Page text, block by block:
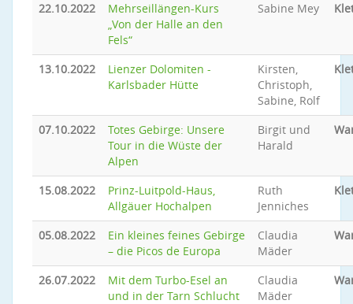
22.10.2022
Mehrseillängen-Kurs
„Von der Halle an den
Fels“
Sabine Mey
13.10.2022
Lienzer Dolomiten -
Karlsbader Hütte
Kirsten,
Christoph,
Sabine, Rolf
07.10.2022
Totes Gebirge: Unsere
Tour in die Wüste der
Alpen
Birgit und
Harald
15.08.2022
Prinz-Luitpold-Haus,
Allgäuer Hochalpen
Ruth
Jenniches
05.08.2022
Ein kleines feines Gebirge
– die Picos de Europa
Claudia
Mäder
26.07.2022
Mit dem Turbo-Esel an
und in der Tarn Schlucht
Claudia
Mäder